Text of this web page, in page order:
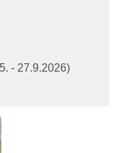
- 27.9.2026)